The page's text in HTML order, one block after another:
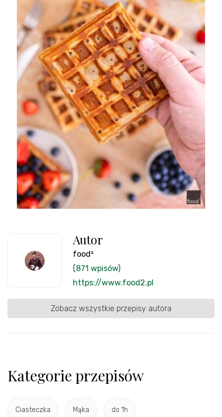
Autor
food²
(871 wpisów)
https://www.food2.pl
Zobacz wszystkie przepisy autora
Kategorie przepisów
Ciasteczka Mąka do 1h